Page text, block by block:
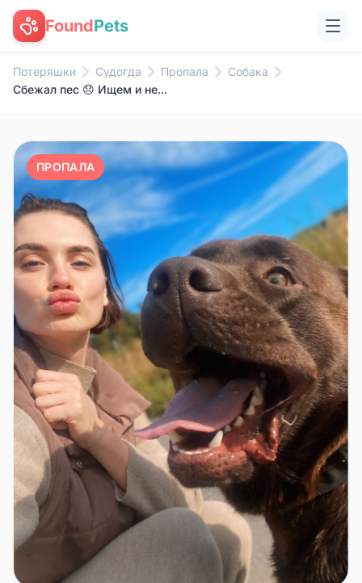
FoundPets
Потеряшки Судогда Пропала
Собака
Сбежал пес 😞 Ищем и не...
ПРОПАЛА